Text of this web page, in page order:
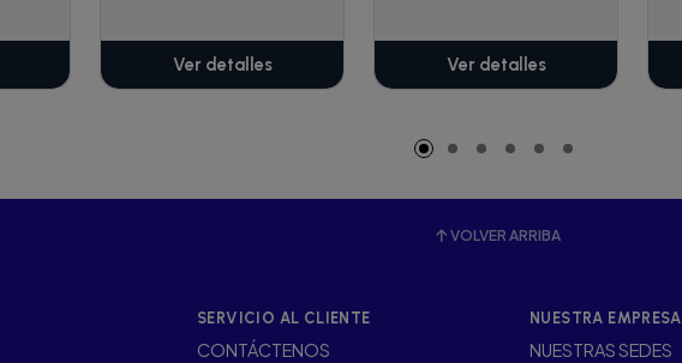
Ver detalles Ver detalles
VOLVER ARRIBA
SERVICIO AL CLIENTE
CONTÁCTENOS
NUESTRA EMPRESA
NUESTRAS SEDES